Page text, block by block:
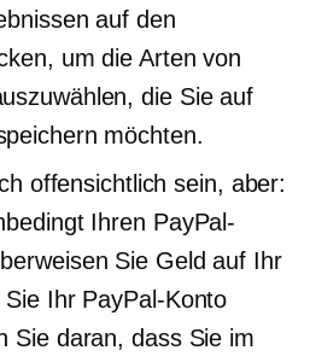
auf den
um die Arten von
die Sie auf
möchten.
offensichtlich sein, aber:
Ihren PayPal-
Sie Geld auf Ihr
Ihr PayPal-Konto
Sie daran, dass Sie im